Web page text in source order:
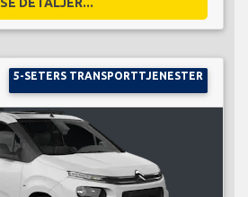
5-SETERS TRANSPORTTJENESTER